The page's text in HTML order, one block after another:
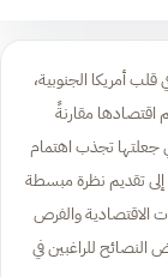
أمريكا الجنوبية،
مقارنةً
جعلتها تجذب اهتمام
تقديم نظرة مبسطة
الاقتصادية والفرص
النصائح للراغبين في